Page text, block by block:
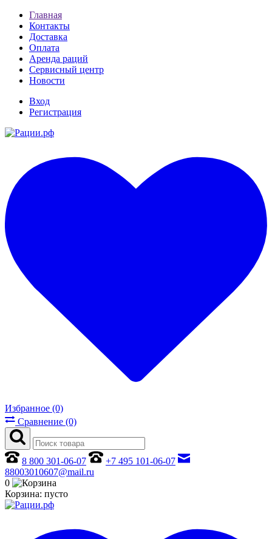
Главная
Контакты
Доставка
Оплата
Аренда раций
Сервисный центр
Новости
Вход
Регистрация
Избранное (0)
Сравнение (0)
8 800 301-06-07
+7 495 101-06-07
88003010607@mail.ru
0
Корзина: пусто